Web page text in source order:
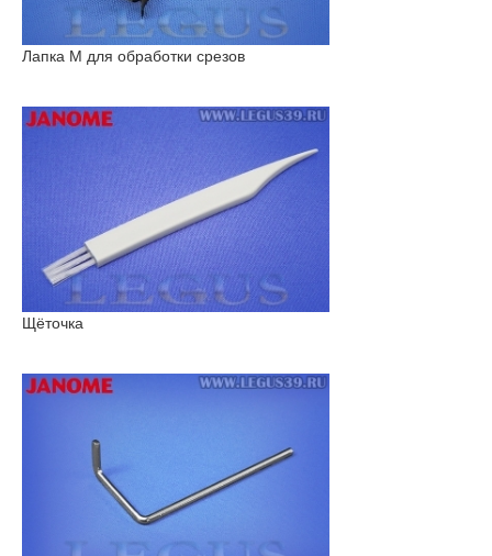
Лапка M для обработки срезов
Щёточка